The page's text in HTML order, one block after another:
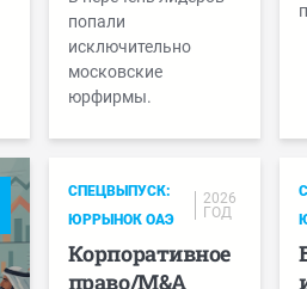
попали
исключительно
московские
юрфирмы.
СПЕЦВЫПУСК:
ЮРРЫНОК ОАЭ
2026
ГОД
Корпоративное
право/M&A